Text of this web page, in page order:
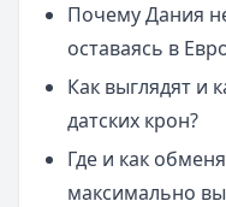
Почему Дания
оставаясь в
Как выглядят и
датских крон?
Где и как
максимально